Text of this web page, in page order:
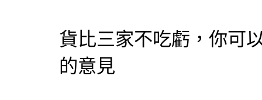
貨比三家不吃虧，你可
的意見